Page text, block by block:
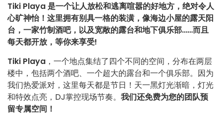
Tiki Playa 是一个让人放松和逃离喧嚣的好地方，绝对令人
心旷神怡！这里拥有别具一格的装潢，像海边小屋的露天阳
台，一家竹制酒吧，以及宽敞的露台和地下俱乐部……而且
每天都开放，等你来享受!
Tiki Playa ，一个地点集结了四个不同的空间，分布在两层
楼中，包括两个酒吧、一个超大的露台和一个俱乐部。因为
我们热爱派对，这里每天都是节日！天一黑灯光渐暗，灯光
和特效点亮，DJ掌控现场节奏。 我们还免费为您的团队预
留专属空间！